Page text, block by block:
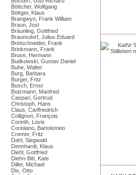
Böttcher, Wolfgang
Böttger, Klaus
Brangwyn, Frank William
Braun, Jost
Bräunling, Gottfried
Braunsdorf, Julius Eduard
Bretschneider, Frank
Brinkmann, Frank
Bruse, Hermann
Budkowski, Gustav Daniel
Buhe, Walter
Burg, Barbara
Burger, Fritz
Busch, Ernst
Butzmann, Manfred
Caspari, Gertrud
Christoph, Hans
Claus, Carlfriedrich
Collignon, François
Corinth, Lovis
Coriolano, Bartolomeo
Cremer, Fritz
Dahl, Siegwald
Dennhardt, Klaus
Diehl, Gottfried
Diehn-Bitt, Kate
Diller, Michael
Dix, Otto